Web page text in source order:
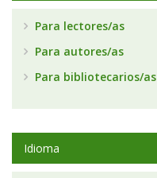
Para lectores/as
Para autores/as
Para bibliotecarios/as
Idioma